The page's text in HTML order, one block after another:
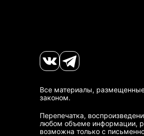
Все материалы,
законом.
Перепечатка,
любом объеме информации,
возможна только с